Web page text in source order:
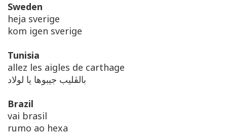
Sweden
heja sverige
kom igen sverige
Tunisia
allez les aigles de carthage
بالڨليب جيبوها يا لولاد
Brazil
vai brasil
rumo ao hexa